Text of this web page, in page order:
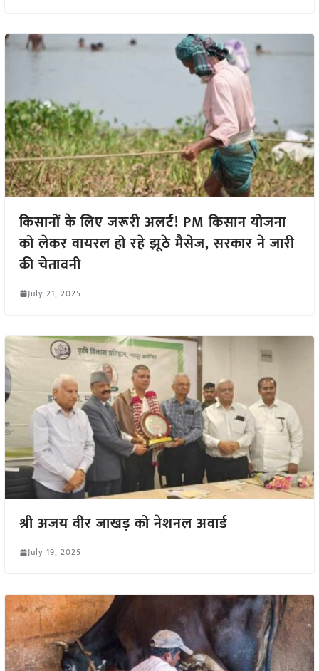
किसानों के लिए जरूरी अलर्ट! PM किसान योजना
को लेकर वायरल हो रहे झूठे मैसेज, सरकार ने जारी
की चेतावनी
July 21, 2025
श्री अजय वीर जाखड़ को नेशनल अवार्ड
July 19, 2025